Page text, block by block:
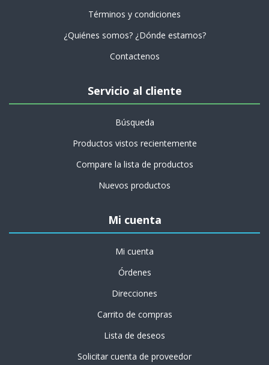
Términos y condiciones
¿Quiénes somos? ¿Dónde estamos?
Contactenos
Servicio al cliente
Búsqueda
Productos vistos recientemente
Compare la lista de productos
Nuevos productos
Mi cuenta
Mi cuenta
Órdenes
Direcciones
Carrito de compras
Lista de deseos
Solicitar cuenta de proveedor